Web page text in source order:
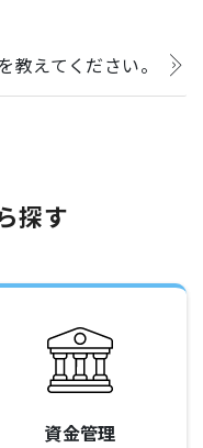
えてください。
探す
資金管理